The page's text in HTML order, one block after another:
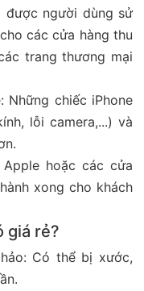
người dùng sử
các cửa hàng thu
trang thương mại
chiếc iPhone
lỗi camera,...) và
hoặc các cửa
xong cho khách
giá rẻ?
Có thể bị xước,